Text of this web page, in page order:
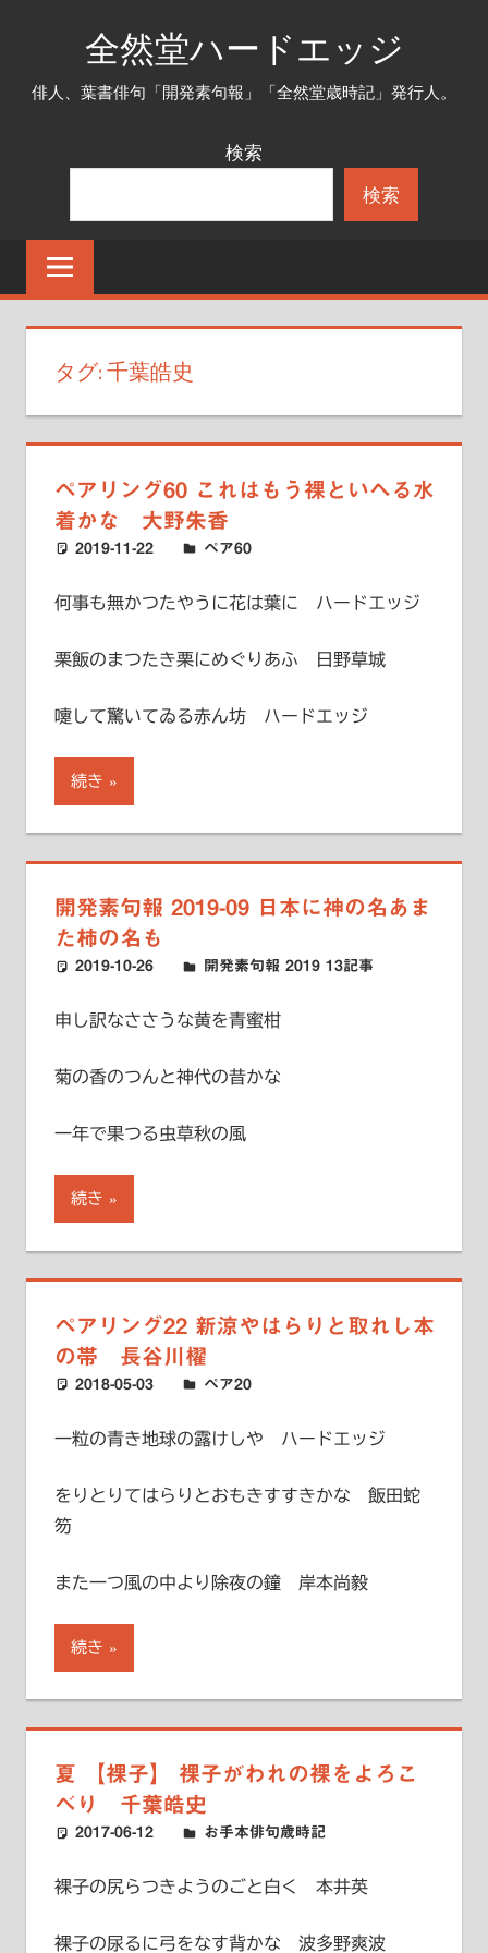
プ
全然堂ハードエッジ
俳人、葉書俳句「開発素句報」「全然堂歳時記」発行人。
検索
検索
タグ:千葉皓史
ペアリング60 これはもう裸といへる水
着かな 大野朱香
2019-11-22 ハードエッジ
ペア60
何事も無かつたやうに花は葉に ハードエッジ
栗飯のまつたき栗にめぐりあふ 日野草城
嚔して驚いてゐる赤ん坊 ハードエッジ
続き
開発素句報 2019-09 日本に神の名あま
た柿の名も
2019-10-26 ハードエッジ
開発素句報 2019 13記事
申し訳なささうな黄を青蜜柑
菊の香のつんと神代の昔かな
一年で果つる虫草秋の風
続き
ペアリング22 新涼やはらりと取れし本
の帯 長谷川櫂
2018-05-03 ハードエッジ
ペア20
一粒の青き地球の露けしや ハードエッジ
をりとりてはらりとおもきすすきかな 飯田蛇
笏
また一つ風の中より除夜の鐘 岸本尚毅
続き
夏 【裸子】 裸子がわれの裸をよろこ
べり 千葉皓史
2017-06-12 ハードエッジ
お手本俳句歳時記
裸子の尻らつきようのごと白く 本井英
裸子の尿るに弓をなす背かな 波多野爽波